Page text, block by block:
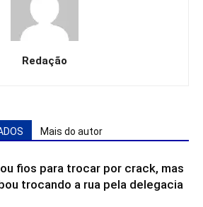
Redação
Mais do autor
fios para trocar por crack, mas
trocando a rua pela delegacia